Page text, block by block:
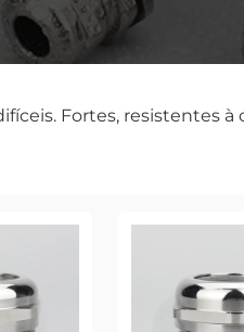
Fortes, resistentes à